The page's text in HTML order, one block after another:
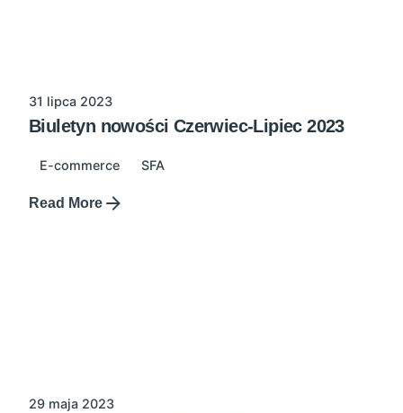
31 lipca 2023
Biuletyn nowości Czerwiec-Lipiec 2023
E-commerce SFA
Read More
29 maja 2023